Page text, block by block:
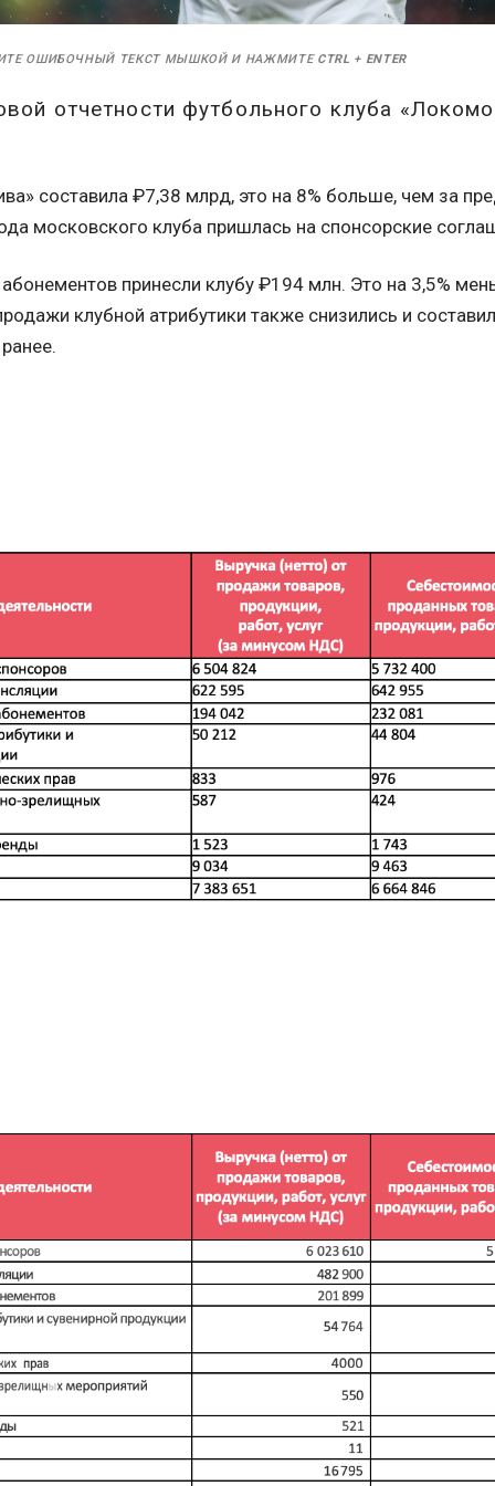
ОШИБОЧНЫЙ ТЕКСТ МЫШКОЙ И НАЖМИТЕ CTRL + ENTER
отчетности футбольного клуба
составила ₽7,38 млрд, это на 8% больше, чем за
московского клуба пришлась на спонсорские
принесли клубу ₽194 млн. Это на 3,5%
клубной атрибутики также снизились и